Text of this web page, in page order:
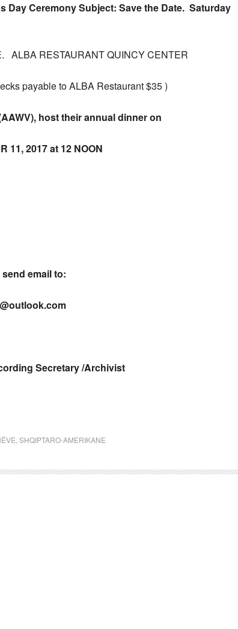
Day Ceremony Subject: Save the Date. Saturday
ALBA RESTAURANT QUINCY CENTER
payable to ALBA Restaurant $35 )
host their annual dinner on
11, 2017 at 12 NOON
email to:
Secretary /Archivist
SHQIPTARO-AMERIKANE